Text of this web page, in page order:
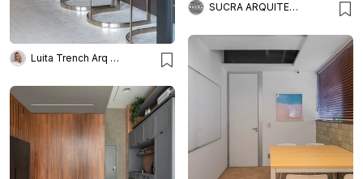
SUCRA ARQUITETURA + DESIGN
Luita Trench Arq & Interiores